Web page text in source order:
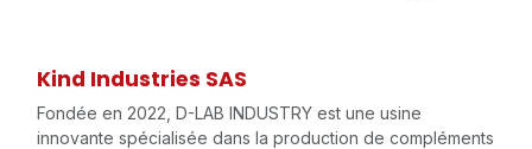
Kind Industries SAS
Fondée en 2022, D-LAB INDUSTRY est une usine
innovante spécialisée dans la production de compléments